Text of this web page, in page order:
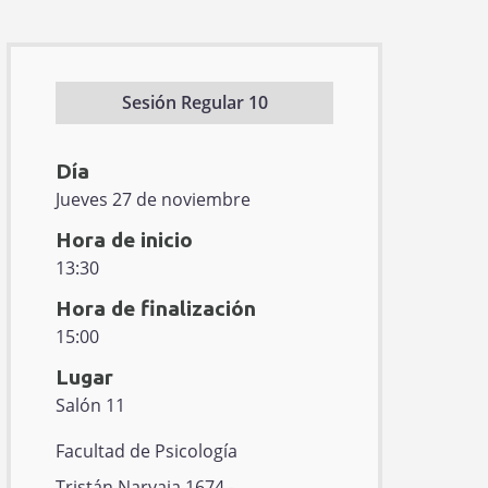
Sesión Regular 10
Día
Jueves 27 de noviembre
Hora de inicio
13:30
Hora de finalización
15:00
Lugar
Salón 11
E
d
Facultad de Psicología